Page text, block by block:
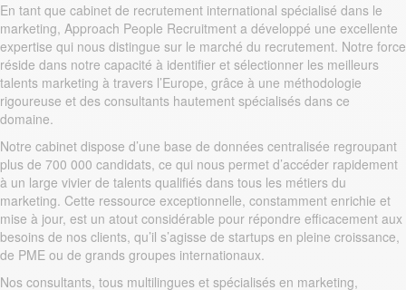
En tant que cabinet de recrutement international spécialisé dans le
marketing, Approach People Recruitment a développé une excellente
expertise qui nous distingue sur le marché du recrutement. Notre force
réside dans notre capacité à identifier et sélectionner les meilleurs
talents marketing à travers l’Europe, grâce à une méthodologie
rigoureuse et des consultants hautement spécialisés dans ce
domaine.
Notre cabinet dispose d’une base de données centralisée regroupant
plus de 700 000 candidats, ce qui nous permet d’accéder rapidement
à un large vivier de talents qualifiés dans tous les métiers du
marketing. Cette ressource exceptionnelle, constamment enrichie et
mise à jour, est un atout considérable pour répondre efficacement aux
besoins de nos clients, qu’il s’agisse de startups en pleine croissance,
de PME ou de grands groupes internationaux.
Nos consultants, tous multilingues et spécialisés en marketing,